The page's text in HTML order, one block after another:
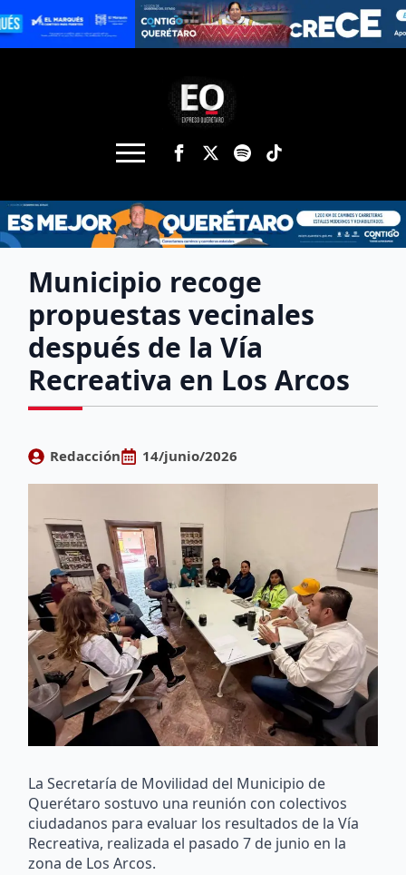
Municipio recoge
propuestas vecinales
después de la Vía
Recreativa en Los Arcos
Redacción 14/junio/2026
La Secretaría de Movilidad del Municipio de
Querétaro sostuvo una reunión con colectivos
ciudadanos para evaluar los resultados de la Vía
Recreativa, realizada el pasado 7 de junio en la
zona de Los Arcos.